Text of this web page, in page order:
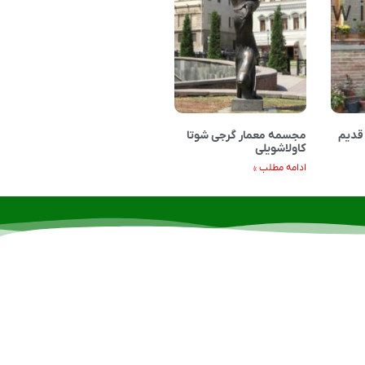
مجسمه معمار گرجی شوتا
کاولاشویلی
ادامه مطلب »